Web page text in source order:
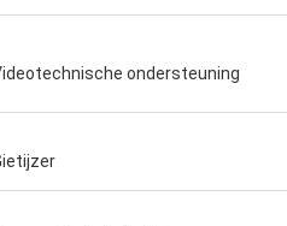
ondersteuning